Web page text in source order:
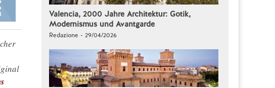
Valencia, 2000 Jahre Architektur: Gotik,
Modernismus und Avantgarde
Redazione - 29/04/2026